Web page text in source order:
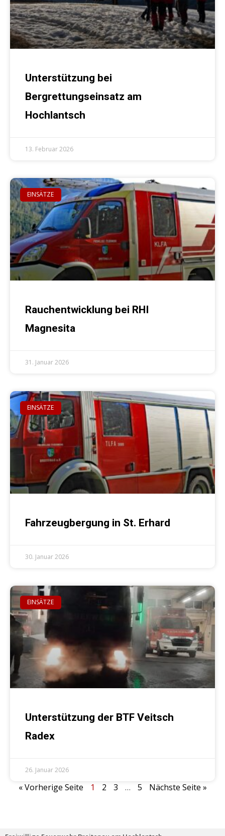
Unterstützung bei
Bergrettungseinsatz am
Hochlantsch
13. Februar 2026
EINSÄTZE
Rauchentwicklung bei RHI
Magnesita
31. Januar 2026
EINSÄTZE
Fahrzeugbergung in St. Erhard
30. Januar 2026
EINSÄTZE
Unterstützung der BTF Veitsch
Radex
26. Januar 2026
« Vorherige Seite 1 2 3 … 5 Nächste Seite »